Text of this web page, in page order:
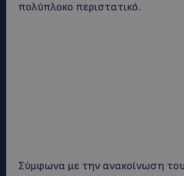
πολύπλοκο περιστατικό.
Σύμφωνα με την ανακοίνωση